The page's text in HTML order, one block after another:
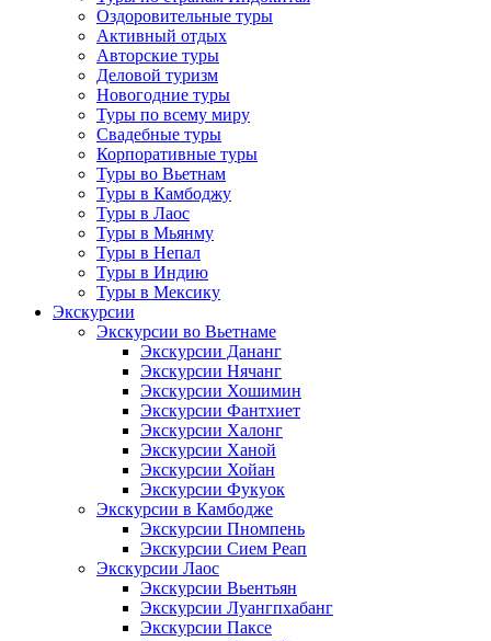
Оздоровительные туры
Активный отдых
Авторские туры
Деловой туризм
Новогодние туры
Туры по всему миру
Свадебные туры
Корпоративные туры
Туры во Вьетнам
Туры в Камбоджу
Туры в Лаос
Туры в Мьянму
Туры в Непал
Туры в Индию
Туры в Мексику
Экскурсии
Экскурсии во Вьетнаме
Экскурсии Дананг
Экскурсии Нячанг
Экскурсии Хошимин
Экскурсии Фантхиет
Экскурсии Халонг
Экскурсии Ханой
Экскурсии Хойан
Экскурсии Фукуок
Экскурсии в Камбодже
Экскурсии Пномпень
Экскурсии Сием Реап
Экскурсии Лаос
Экскурсии Вьентьян
Экскурсии Луангпхабанг
Экскурсии Паксе